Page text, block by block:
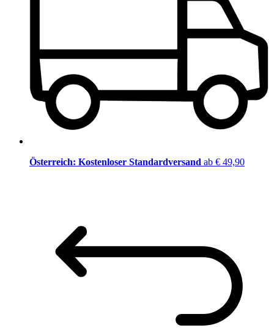
Österreich: Kostenloser Standardversand ab € 49,90